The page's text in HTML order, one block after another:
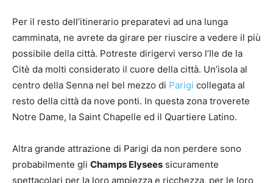
Per il resto dell’itinerario preparatevi ad una lunga
camminata, ne avrete da girare per riuscire a vedere il più
possibile della città. Potreste dirigervi verso l’Ile de la
Citè da molti considerato il cuore della città. Un’isola al
centro della Senna nel bel mezzo di Parigi collegata al
resto della città da nove ponti. In questa zona troverete
Notre Dame, la Saint Chapelle ed il Quartiere Latino.
Altra grande attrazione di Parigi da non perdere sono
probabilmente gli Champs Elysees sicuramente
spettacolari per la loro ampiezza e ricchezza, per le loro